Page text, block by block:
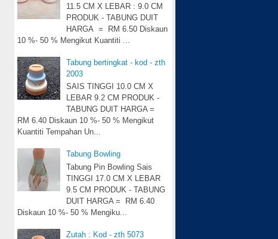
11.5 CM X LEBAR : 9.0 CM
PRODUK - TABUNG DUIT
HARGA = RM 6.50 Diskaun
10 %- 50 % Mengikut Kuantiti ...
Tabung bertingkat - kod - zth
2003
SAIS TINGGI 10.0 CM X
LEBAR 9.2 CM PRODUK -
TABUNG DUIT HARGA =
RM 6.40 Diskaun 10 %- 50 % Mengikut
Kuantiti Tempahan Un...
Tabung Bowling
Tabung Pin Bowling Sais
TINGGI 17.0 CM X LEBAR
9.5 CM PRODUK - TABUNG
DUIT HARGA = RM 6.40
Diskaun 10 %- 50 % Mengiku...
Zutah : Kod - zth 5073